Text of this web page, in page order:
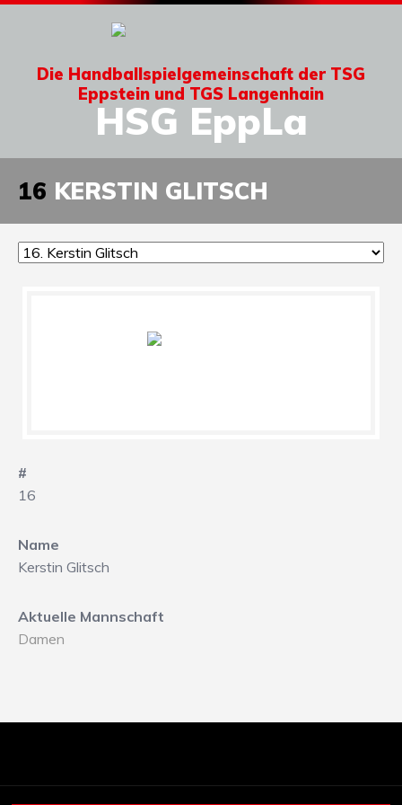
Die Handballspielgemeinschaft der TSG
Eppstein und TGS Langenhain
HSG EppLa
16 KERSTIN GLITSCH
#
16
Name
Kerstin Glitsch
Aktuelle Mannschaft
Damen